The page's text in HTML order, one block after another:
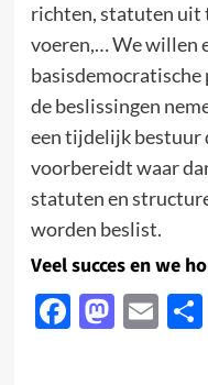
richten, statuten uit
voeren,… We willen
basisdemocratische
de beslissingen
een tijdelijk bestuur
voorbereidt waar
statuten en
worden beslist.
Veel succes en we
Facebook